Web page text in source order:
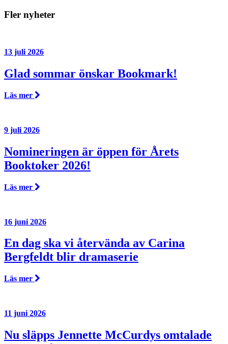
Fler nyheter
13 juli 2026
Glad sommar önskar Bookmark!
Läs mer
9 juli 2026
Nomineringen är öppen för Årets
Booktoker 2026!
Läs mer
16 juni 2026
En dag ska vi återvända av Carina
Bergfeldt blir dramaserie
Läs mer
11 juni 2026
Nu släpps Jennette McCurdys omtalade